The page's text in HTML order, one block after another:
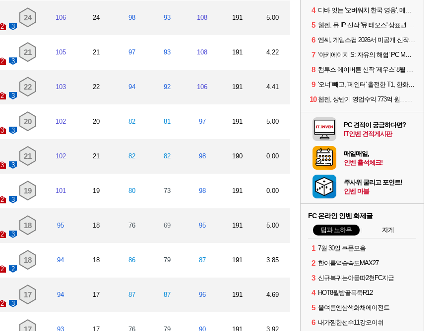
2 3
24 106 24 98 93 108 191 5.00
2 3
21 105 21 97 93 108 191 4.22
2 3
22 103 22 94 92 106 191 4.41
3 3
20 102 20 82 81 97 191 5.00
3 3
21 102 21 82 82 98 190 0.00
2 3
19 101 19 80 73 98 191 0.00
2 3
18 95 18 76 69 95 191 5.00
2 2
18 94 18 86 79 87 191 3.85
2 3
17 94 17 87 87 96 191 4.69
93 17 76 79 90 191 3.92
4 디바 잇는 '오버워치 한국 영웅', 메카 파일럿 디몬 나온다
5 웹젠, 뮤 IP 신작 '뮤 테오스' 상표권 출원
6 엔씨, 게임스컴 2026서 미공개 신작 최초 공개
7 ‘아키에이지 S: 자유의 해협’ PC MMORPG로 개발한다
8 컴투스-에이버튼 신작 '제우스' 8월 26일 출시…"모두를 위한 경쟁"
9 '오너' 빼고, '페인터' 출전한 T1, 한화생명에 패배
10 웹젠, 상반기 영업수익 773억 원…순이익 89% 증가
PC 견적이 궁금하다면?
IT인벤 견적게시판
매일매일,
인벤 출석체크!
주사위 굴리고 포인트!
인벤 마블
FC 온라인 인벤 화제글
팁과 노하우 자게
1 7월 30일 쿠폰모음
2 한여름역습속도MAX27
3 신규복귀는아묻따2천FC지급
4 HOT8월밤골폭죽R12
5 올여름엔삼색화채에이전트
6 내가찜한선수11강오이쉬